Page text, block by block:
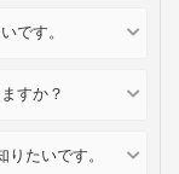
です。
すか？
たいです。